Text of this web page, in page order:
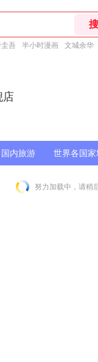
吾 半小时漫画 文城余华
店
国内旅游 世界各国
努力加载中，请稍